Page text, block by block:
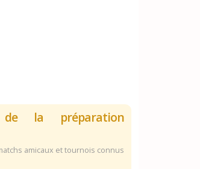
de la préparation
amicaux et tournois connus